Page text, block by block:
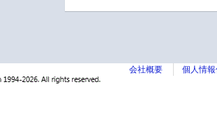
会社概要 個人情